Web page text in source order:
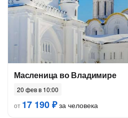
Масленица во Владимире
20 фев в 10:00
от 17 190 ₽за человека